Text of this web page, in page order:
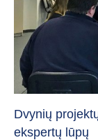
Dvynių
ekspertų lūpų